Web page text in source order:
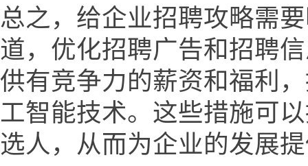
总之，给企业招聘攻略需
道，优化招聘广告和招聘
供有竞争力的薪资和福利
工智能技术。这些措施可
选人，从而为企业的发展